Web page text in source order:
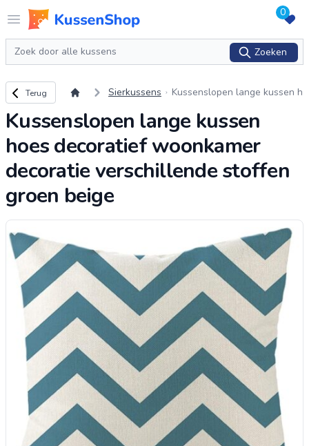
Open menu
Logo www.kussenshop.nl 0
Zoeken
Zoeken
Terug naar overzicht
Terug Sierkussens
Kussenslopen lange kussen h
ecoratie verschillende stoffe
n groen beige
Kussenslopen lange kussen
hoes decoratief woonkamer
decoratie verschillende stoffen
groen beige